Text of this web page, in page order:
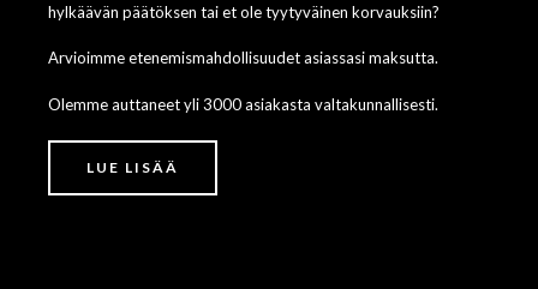
hylkäävän päätöksen tai et ole tyytyväinen korvauksiin?
Arvioimme etenemismahdollisuudet asiassasi maksutta.
Olemme auttaneet yli 3000 asiakasta valtakunnallisesti.
LUE LISÄÄ